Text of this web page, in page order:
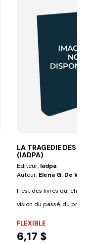
LA TRAGEDIE DES
(IADPA)
Éditeur: Iadpa
Auteur: Elena G. De White
Il est des livres qui
vision du passé, du
FLEXIBLE
6,17 $